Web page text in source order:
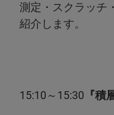
測定・スクラッチ
紹介します。
artience
解析技
15:10～15:30 『